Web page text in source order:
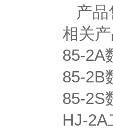
产
相关
85-2A
85-2B
85-2S
HJ-2A